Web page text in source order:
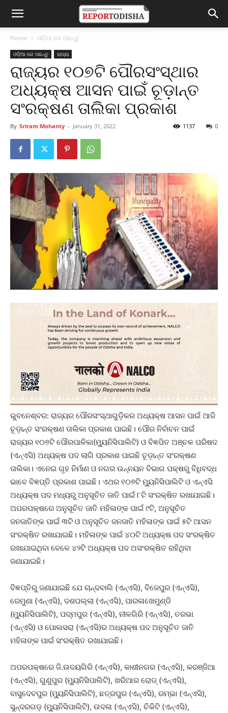
Home ଓଡ଼ିଆ ରେ ପଢନ୍ତୁ
ଓଡ଼ିଆ ରେ ପଢନ୍ତୁ ରାଜ୍ୟ
ରାଜ୍ୟର ୧୦୭ଟି ପୌରସଂସ୍ଥାର
ଅଧ୍ୟକ୍ଷ ଆସନ ପାଇଁ ଚୂଡ଼ାନ୍ତ
ସଂରକ୍ଷଣ ତାଲିକା ପ୍ରକାଶ
By Sriram Mohanty - January 31, 2022 0
1137
ଭୁବନେଶ୍ବର: ରାଜ୍ୟର ପୌରସଂସ୍ଥାଗୁଡ଼ିକର ଅଧ୍ୟକ୍ଷ ଆସନ ପାଇଁ ଆଜି
ଚୂଡ଼ାନ୍ତ ସଂରକ୍ଷଣ ତାଲିକା ପ୍ରକାଶ ପାଇଛି। ପୌର ନିର୍ବାଚନ ପାଇଁ
ରାଜ୍ୟର ୧୦୭ଟି ପୌରପାଳିକା(ମ୍ୟୁନିସିପାଲିଟି) ଓ ବିଜ୍ଞପିତ ଅଞ୍ଚଳ ପରିଷଦ
(ଏନ୍‌ଏସି) ଅଧ୍ୟକ୍ଷ ପଦ ଲାଗି ପ୍ରକାଶ ପାଇଛି ଚୂଡ଼ାନ୍ତ ସଂରକ୍ଷଣ
ତାଲିକା। ଏନେଇ ଗୃହ ନିର୍ମାଣ ଓ ନଗର ଉନ୍ନୟନ ବିଭାଗ ପକ୍ଷରୁ ବିଧିବଦ୍ଧ
ଭାବେ ବିଜ୍ଞପ୍ତି ପ୍ରକାଶ ପାଇଛି। ଏଥର ୧୦୭ଟି ମ୍ୟୁନିସିପାଲିଟି ଓ ଏନ୍ଏସି
ଅଧ୍ୟକ୍ଷ ପଦ ମଧ୍ୟରୁ ଅନୁସୂଚିତ ଜାତି ପାଇଁ ୮ଟି ସଂରକ୍ଷିତ ରଖାଯାଇଛି।
ଅପରପକ୍ଷରେ ଅନୁସୂଚିତ ଜାତି ମହିଳାଙ୍କ ପାଇଁ ୯ଟି, ଅନୁସୂଚିତ
ଜନଜାତିଙ୍କ ପାଇଁ ୩ଟି ଓ ଅନୁସୂଚିତ ଜନଜାତି ମହିଳାଙ୍କ ପାଇଁ ୫ଟି ଆସନ
ସଂରକ୍ଷିତ ରଖାଯାଇଛି। ମହିଳାଙ୍କ ପାଇଁ ୪୦ଟି ଅଧ୍ୟକ୍ଷ ପଦ ସଂରକ୍ଷିତ
ରଖାଯାଇଥିବା ବେଳେ ୪୨ଟି ଅଧ୍ୟକ୍ଷ ପଦ ଅସଂରକ୍ଷିତ ରହିଥିବା
ଜଣାଯାଇଛି।
ବିଜ୍ଞପ୍ତିରୁ ଜଣାଯାଇଛି ଯେ ଚାନ୍ଦବାଲି (ଏନ୍‌ଏସି), ବିଜେପୁର (ଏନ୍‌ଏସି),
ରେମୁଣା (ଏନ୍‌ଏସି), ଦଶପଲ୍ଲା (ଏନ୍‌ଏସି), ପାରଳାଖେମୁଣ୍ଡି
(ମ୍ୟୁନିସିପାଲିଟି), ପଦ୍ମପୁର (ଏନ୍‌ଏସି), ନୀଳଗିରି (ଏନ୍‌ଏସି), ତରଭା
(ଏନ୍‌ଏସି) ଓ ପୋଲସରା (ଏନ୍‌ଏସି)ର ଅଧ୍ୟକ୍ଷ ପଦ ଅନୁସୂଚିତ ଜାତି
ମହିଳାଙ୍କ ପାଇଁ ସଂରକ୍ଷିତ ରଖାଯାଇଛି।
ଅପରପକ୍ଷରେ ଜି.ଉଦୟଗିରି (ଏନ୍‌ଏସି), କାଶୀନଗର (ଏନ୍‌ଏସି), କରଞ୍ଜିଆ
(ଏନ୍‌ଏସି), ଗୁଣୁପୁର (ମ୍ୟୁନିସିପାଲିଟି), ଖରିଆର ରୋଡ୍‌ (ଏନ୍‌ଏସି),
ବାସୁଦେବପୁର (ମ୍ୟୁନିସିପାଲିଟି), ଛତ୍ରପୁର (ଏନ୍‌ଏସି), ରମ୍ଭା (ଏନ୍‌ଏସି),
ସୁନ୍ଦରଗଡ଼ (ମ୍ୟୁନିସିପାଲିଟି), ଉଦଳା (ଏନ୍‌ଏସି), ଚିକିଟି (ଏନ୍‌ଏସି),